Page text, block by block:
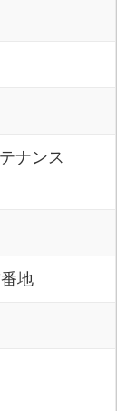
ナンス
地